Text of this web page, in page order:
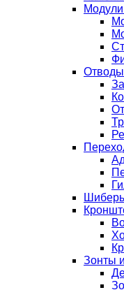
Модули
Отводы
Зонты